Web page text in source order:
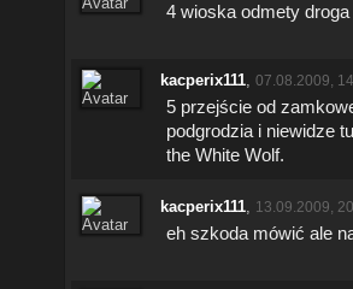
4 wioska odmety
kacperix111, 07.08.2009,
5 przejście od
podgrodzia i niewidze
the White Wolf.
kacperix111, 13.09.2009,
eh szkoda mówić ale